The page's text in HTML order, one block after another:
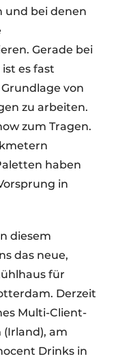
und bei denen
Gerade bei
es fast
von
zu arbeiten.
zum Tragen.
haben
in
diesem
das neue,
für
Derzeit
Multi-Client-
am
Drinks in